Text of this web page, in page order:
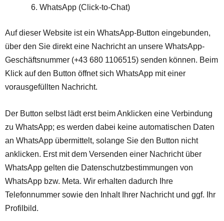
WhatsApp (Click-to-Chat)
Auf dieser Website ist ein WhatsApp-Button eingebunden,
über den Sie direkt eine Nachricht an unsere WhatsApp-
Geschäftsnummer (+43 680 1106515) senden können. Beim
Klick auf den Button öffnet sich WhatsApp mit einer
vorausgefüllten Nachricht.
Der Button selbst lädt erst beim Anklicken eine Verbindung
zu WhatsApp; es werden dabei keine automatischen Daten
an WhatsApp übermittelt, solange Sie den Button nicht
anklicken. Erst mit dem Versenden einer Nachricht über
WhatsApp gelten die Datenschutzbestimmungen von
WhatsApp bzw. Meta. Wir erhalten dadurch Ihre
Telefonnummer sowie den Inhalt Ihrer Nachricht und ggf. Ihr
Profilbild.